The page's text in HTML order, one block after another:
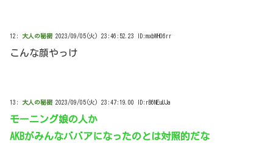
12: 大人の秘密 2023/09/05(火) 23:46:52.23 ID:mxbWH06rr
こんな顔やっけ
13: 大人の秘密 2023/09/05(火) 23:47:19.00 ID:rB6NEuUJa
モーニング娘の人か
AKBがみんなババアになったのとは対照的だな